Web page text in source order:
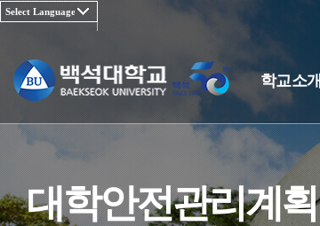
학교소개
대학안전관리계획